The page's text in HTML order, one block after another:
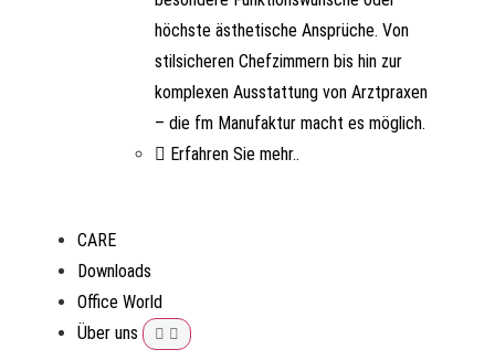
höchste ästhetische Ansprüche. Von
stilsicheren Chefzimmern bis hin zur
komplexen Ausstattung von Arztpraxen
– die fm Manufaktur macht es möglich.
Erfahren Sie mehr..
CARE
Downloads
Office World
Über uns